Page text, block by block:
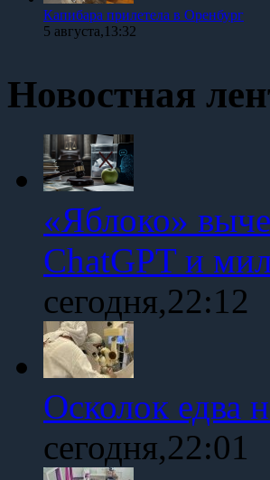
Капибара прилетела в Оренбург
5 августа,13:32
Новостная
«Яблоко»
ChatGPT и
сегодня,22:12
Осколок едва
сегодня,22:01